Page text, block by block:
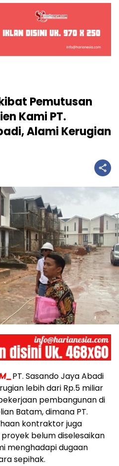
Pemutusan
Kami PT.
Alami Kerugian
PT. Sasando Jaya Abadi
lebih dari Rp.5 miliar
pembangunan di
Batam, dimana PT.
kontraktor juga
belum diselesaikan
menghadapi dugaan
sepihak.